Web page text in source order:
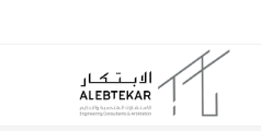
content